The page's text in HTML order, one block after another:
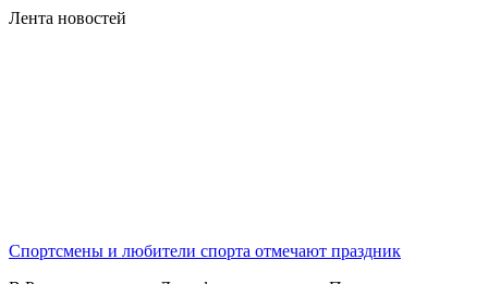
Лента новостей
Спортсмены и любители спорта отмечают праздник